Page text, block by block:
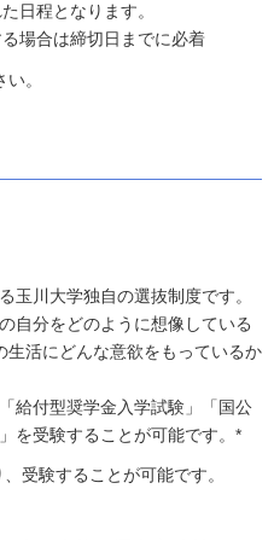
日程となります。
場合は締切日までに必着
。
玉川大学独自の選抜制度です。
自分をどのように想像している
活にどんな意欲をもっているか
給付型奨学金入学試験」「国公
を受験することが可能です。*
受験することが可能です。